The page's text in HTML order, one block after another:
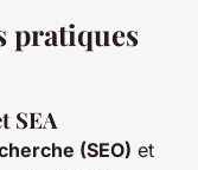
pratiques
SEA
(SEO) et